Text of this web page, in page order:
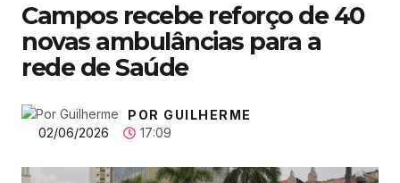
Campos recebe reforço de 40
novas ambulâncias para a
rede de Saúde
POR GUILHERME
02/06/2026
17:09